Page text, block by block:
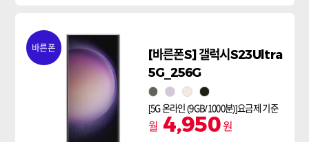
바른폰
[바른폰S] 갤럭시S23Ultra
5G_256G
그린 라벤더크림
팬텀블랙
[5G 온라인 (9GB/1000분)]요금제 기준
월 4,950원